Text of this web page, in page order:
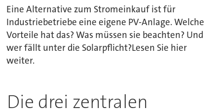
Eine Alternative zum Stromeinkauf ist für
Industriebetriebe eine eigene PV-Anlage. Welche
Vorteile hat das? Was müssen sie beachten? Und
wer fällt unter die Solarpflicht?Lesen Sie hier
weiter.
Die drei zentralen